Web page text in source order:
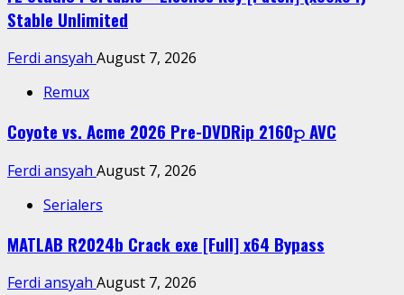
Stable Unlimited
Ferdi ansyah August 7, 2026
Remux
Coyote vs. Acme 2026 Pre-DVDRip 2160𝚙 AVC
Ferdi ansyah August 7, 2026
Serialers
MATLAB R2024b Crack exe [Full] x64 Bypass
Ferdi ansyah August 7, 2026